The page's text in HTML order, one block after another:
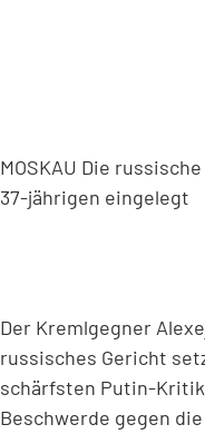
MOSKAU Die
37-jährigen eingelegt
Der Kremlgegner
russisches Gericht
schärfsten Putin-
Beschwerde gegen